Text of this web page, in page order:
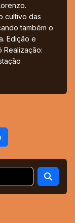
cultivo das
também o
Edição e
Realização: